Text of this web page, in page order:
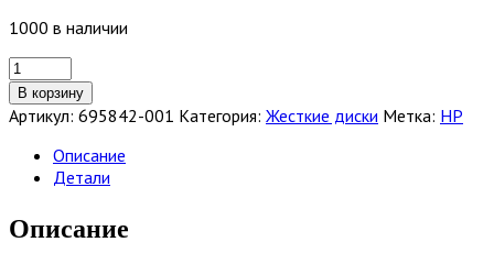
1000 в наличии
Количество
товара
Жесткий
диск
4Tb
SAS
SC
В корзину
Артикул: 695842-001 Категория: Жесткие диски Метка: HP
Описание
Детали
Описание